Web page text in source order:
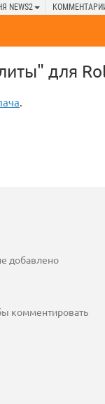
NEWS2
для
.
добавлено
комментировать